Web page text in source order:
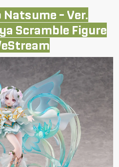
- Ver.
Scramble Figure